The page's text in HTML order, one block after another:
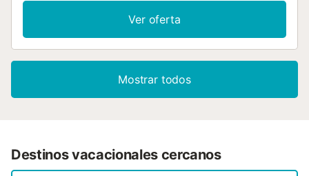
Ver oferta
Mostrar todos
Destinos vacacionales cercanos